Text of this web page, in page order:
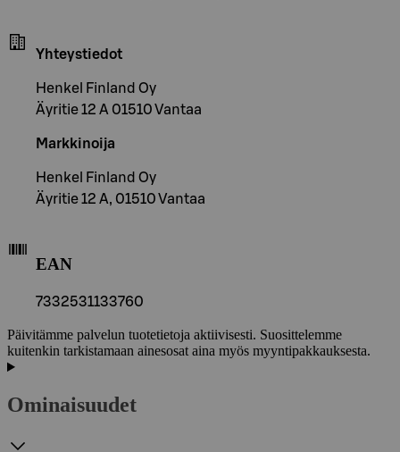
Yhteystiedot
Henkel Finland Oy
Äyritie 12 A 01510 Vantaa
Markkinoija
Henkel Finland Oy
Äyritie 12 A, 01510 Vantaa
EAN
7332531133760
Päivitämme palvelun tuotetietoja aktiivisesti. Suosittelemme
kuitenkin tarkistamaan ainesosat aina myös myyntipakkauksesta.
Ominaisuudet